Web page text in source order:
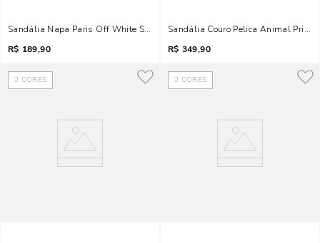
Sandália Napa Paris Off White Salto Fino
R$ 189,90
Sandália Couro Pelica Animal Print
R$ 349,90
2 CORES 2 CORES